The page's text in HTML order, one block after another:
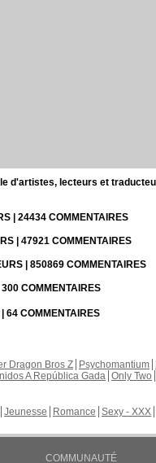
d'artistes, lecteurs et
| 24434 COMMENTAIRES
| 47921 COMMENTAIRES
| 850869 COMMENTAIRES
COMMENTAIRES
64 COMMENTAIRES
Dragon Bros Z Psychomantium
A República Gada Only Two
Jeunesse Romance Sexy - XXX
COMMUNAUTÉ